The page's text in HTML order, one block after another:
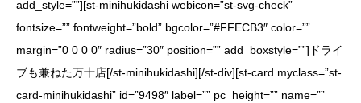
add_style=””][st-minihukidashi webicon=”st-svg-check”
fontsize=”” fontweight=”bold” bgcolor=”#FFECB3″ color=””
margin=”0 0 0 0″ radius=”30″ position=”” add_boxstyle=””]ドライ
ブも兼ねた万十店[/st-minihukidashi][/st-div][st-card myclass=”st-
card-minihukidashi” id=”9498″ label=”” pc_height=”” name=””